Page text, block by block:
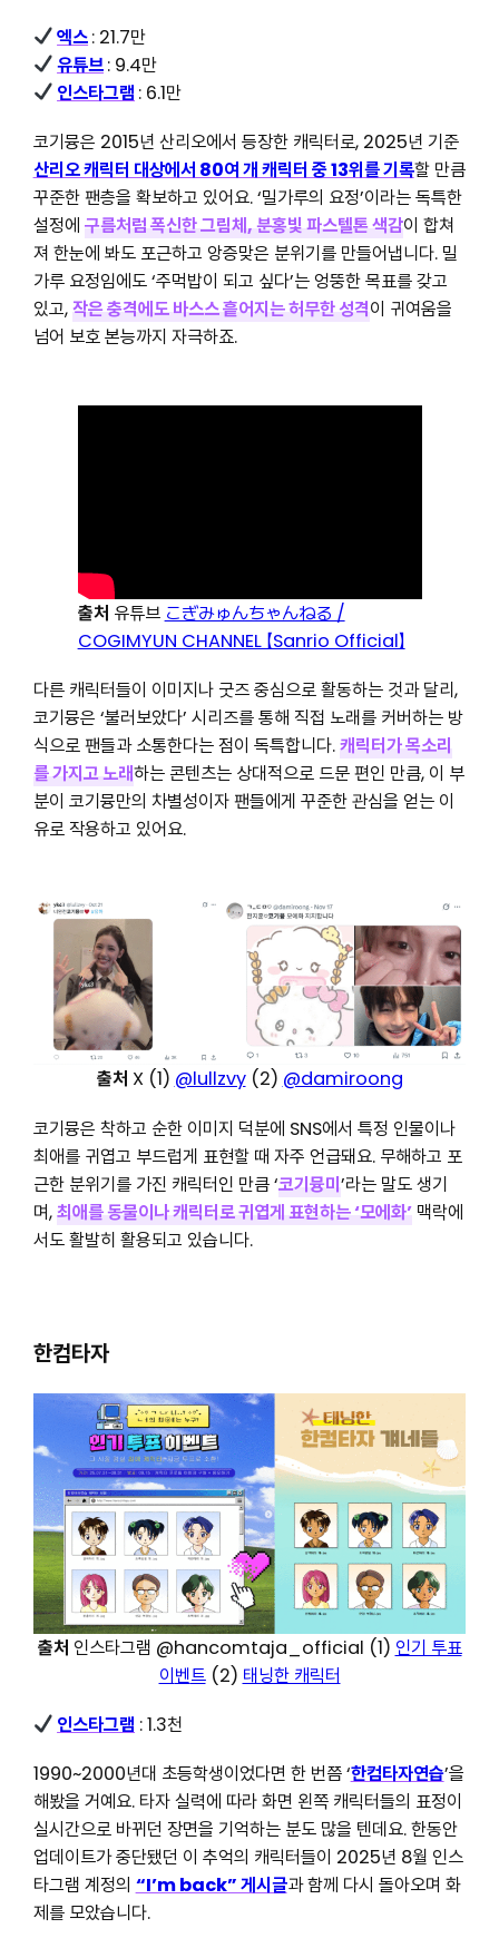
엑스: 21.7만
유튜브: 9.4만
인스타그램 : 6.1만
코기뮹은 2015년 산리오에서 등장한 캐릭터로, 2025년 기준
산리오 캐릭터 대상에서 80여 개 캐릭터 중 13위를 기록할 만큼
꾸준한 팬층을 확보하고 있어요. ‘밀가루의 요정’이라는 독특한
설정에 구름처럼 폭신한 그림체, 분홍빛 파스텔톤 색감이 합쳐
져 한눈에 봐도 포근하고 앙증맞은 분위기를 만들어냅니다. 밀
가루 요정임에도 ‘주먹밥이 되고 싶다’는 엉뚱한 목표를 갖고
있고,작은 충격에도 바스스 흩어지는 허무한 성격이 귀여움을
넘어 보호 본능까지 자극하죠.
출처 유튜브 こぎみゅんちゃんねる /
COGIMYUN CHANNEL 【Sanrio Official】
다른 캐릭터들이 이미지나 굿즈 중심으로 활동하는 것과 달리,
코기뮹은 ‘불러보았다’ 시리즈를 통해 직접 노래를 커버하는 방
식으로 팬들과 소통한다는 점이 독특합니다.캐릭터가 목소리
를 가지고 노래하는 콘텐츠는 상대적으로 드문 편인 만큼, 이 부
분이 코기뮹만의 차별성이자 팬들에게 꾸준한 관심을 얻는 이
유로 작용하고 있어요.
출처 X (1) @lullzvy(2) @damiroong
코기뮹은 착하고 순한 이미지 덕분에 SNS에서 특정 인물이나
최애를 귀엽고 부드럽게 표현할 때 자주 언급돼요. 무해하고 포
근한 분위기를 가진 캐릭터인 만큼 ‘코기뮹미’라는 말도 생기
며,최애를 동물이나 캐릭터로 귀엽게 표현하는 ‘모에화’맥락에
서도 활발히 활용되고 있습니다.
한컴타자
출처 인스타그램 @hancomtaja_official (1) 인기 투표
이벤트(2) 태닝한 캐릭터
인스타그램 : 1.3천
1990~2000년대 초등학생이었다면 한 번쯤 ‘한컴타자연습’을
해봤을 거예요. 타자 실력에 따라 화면 왼쪽 캐릭터들의 표정이
실시간으로 바뀌던 장면을 기억하는 분도 많을 텐데요. 한동안
업데이트가 중단됐던 이 추억의 캐릭터들이 2025년 8월 인스
타그램 계정의 “I’m back” 게시글과 함께 다시 돌아오며 화
제를 모았습니다.